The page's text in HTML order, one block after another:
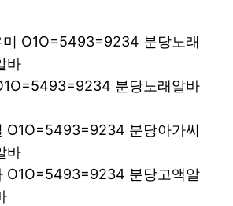
미 O1O=5493=9234 분당노래
바
분당노래알바
O1O=5493=9234 분당아가씨
바
O1O=5493=9234 분당고액알